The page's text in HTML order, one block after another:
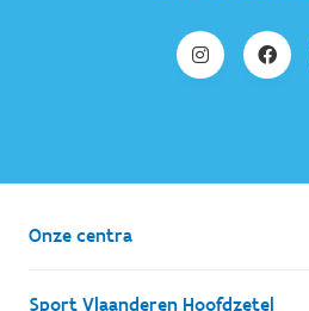
Onze centra
Sport Vlaanderen Hoofdzetel